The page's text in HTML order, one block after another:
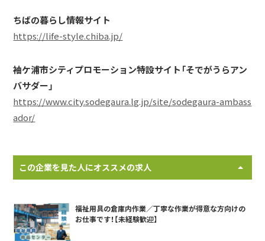
ちばの暮らし情報サイト
https://life-style.chiba.jp/
袖ケ浦市シティプロモーション特設サイト「そでがうらアン
バサダー」
https://www.city.sodegaura.lg.jp/site/sodegaura-ambass
ador/
この企業を見た人にオススメの求人
福祉用具の倉庫内作業／丁寧な作業が得意な方向けの
お仕事です！【未経験歓迎】